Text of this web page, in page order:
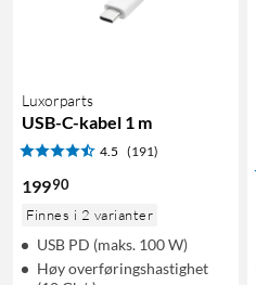
Luxorparts
USB-C-kabel 1 m
4.5 (191)
19990
Finnes i 2 varianter
USB PD (maks. 100 W)
Høy overføringshastighet